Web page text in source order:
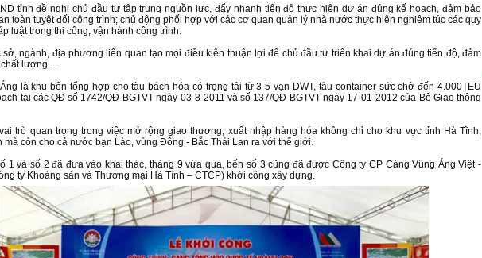
tỉnh đề nghị chủ đầu tư tập trung nguồn lực, đẩy nhanh tiến độ thực hiện dự án đúng kế hoạch, đảm bảo
toàn tuyệt đối công trình; chủ động phối hợp với các cơ quan quản lý nhà nước thực hiện nghiêm túc các quy
luật trong thi công, vận hành công trình.
sở, ngành, địa phương liên quan tạo mọi điều kiện thuận lợi để chủ đầu tư triển khai dự án đúng tiến độ, đảm
chất lượng…
là khu bến tổng hợp cho tàu bách hóa có trọng tải từ 3-5 vạn DWT, tàu container sức chở đến 4.000TEU
tại các QĐ số 1742/QĐ-BGTVT ngày 03-8-2011 và số 137/QĐ-BGTVT ngày 17-01-2012 của Bộ Giao thông
trò quan trọng trong việc mở rộng giao thương, xuất nhập hàng hóa không chỉ cho khu vực tỉnh Hà Tĩnh,
mà còn cho cả nước bạn Lào, vùng Đông - Bắc Thái Lan ra với thế giới.
1 và số 2 đã đưa vào khai thác, tháng 9 vừa qua, bến số 3 cũng đã được Công ty CP Cảng Vũng Áng Việt -
ty Khoáng sản và Thương mại Hà Tĩnh – CTCP) khởi công xây dựng.